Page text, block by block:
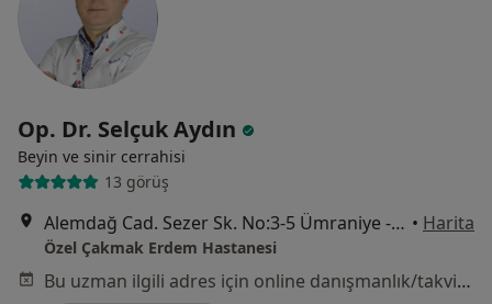
Op. Dr. Selçuk Aydın
Beyin ve sinir cerrahisi
13 görüş
Alemdağ Cad. Sezer Sk. No:3-5 Ümraniye - İstanbul, Ümraniye • Harita
Özel Çakmak Erdem Hastanesi
Bu uzman ilgili adres için online danışmanlık/takvim sunmuyor.